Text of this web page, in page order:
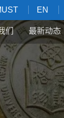
EN
们 最新动态